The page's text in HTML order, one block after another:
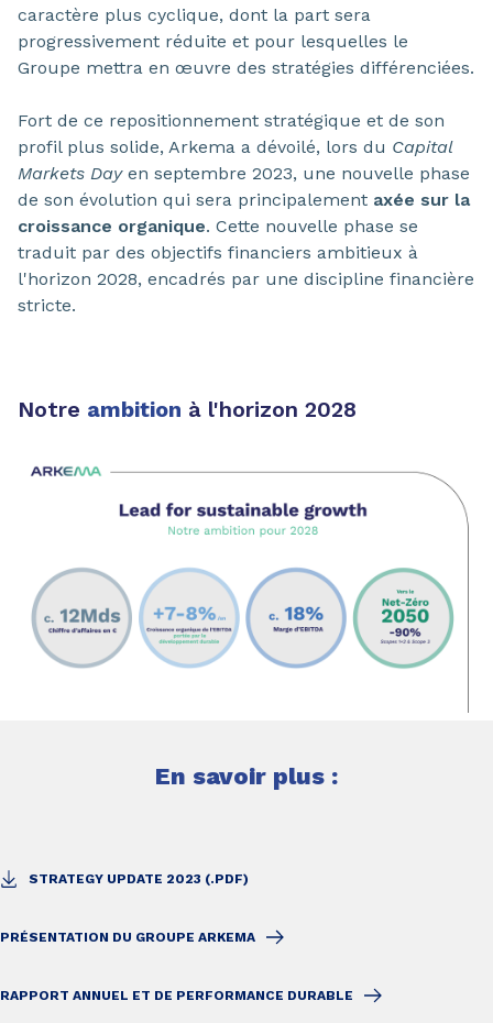
caractère plus cyclique, dont la part sera
progressivement réduite et pour lesquelles le
Groupe mettra en œuvre des stratégies différenciées.
Fort de ce repositionnement stratégique et de son
profil plus solide, Arkema a dévoilé, lors du Capital
Markets Dayen septembre 2023, une nouvelle phase
de son évolution qui sera principalement axée sur la
croissance organique. Cette nouvelle phase se
traduit par des objectifs financiers ambitieux à
l'horizon 2028, encadrés par une discipline financière
stricte.
Notre ambition à l'horizon 2028
En savoir plus :
STRATEGY UPDATE 2023 (.PDF)
PRÉSENTATION DU GROUPE ARKEMA
RAPPORT ANNUEL ET DE PERFORMANCE DURABLE